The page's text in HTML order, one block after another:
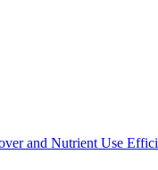
and Nutrient Use